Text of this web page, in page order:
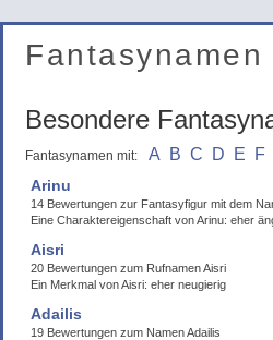
Fantasynamen
Besondere
Fantasynamen mit: A B C D E F
Arinu
14 Bewertungen zur Fantasyfigur mit dem
Eine Charaktereigenschaft von Arinu: eher
Aisri
20 Bewertungen zum Rufnamen Aisri
Ein Merkmal von Aisri: eher neugierig
Adailis
19 Bewertungen zum Namen Adailis